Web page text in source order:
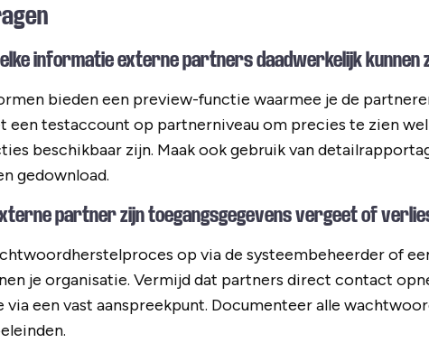
informatie externe partners daadwerkelijk kunnen
bieden een preview-functie waarmee je de
een testaccount op partnerniveau om precies te zien
beschikbaar zijn. Maak ook gebruik van
gedownload.
partner zijn toegangsgegevens vergeet of
op via de systeembeheerder of
je organisatie. Vermijd dat partners direct contact
via een vast aanspreekpunt. Documenteer alle